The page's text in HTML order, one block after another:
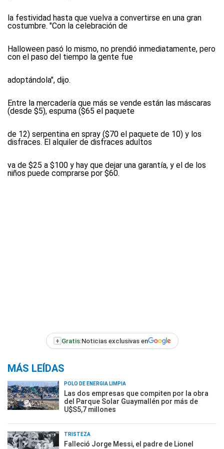
la festividad hasta que vuelva a convertirse en una gran
costumbre. "Con la celebración de
Halloween pasó lo mismo, no prendió inmediatamente, pero
con el paso del tiempo la gente fue
adoptándola", dijo.
Entre la mercadería que más se vende están las máscaras
(desde $5), espuma ($65 el paquete
de 12) serpentina en spray ($70 el paquete de 10) y los
disfraces. El alquiler de disfraces adultos
va de $25 a $100 y hay que dejar una garantía, y el de los
niños puede comprarse por $60.
+ Gratis:Noticias exclusivas en
MÁS LEÍDAS
POLO DE ENERGÍA LIMPIA
Las dos empresas que compiten por la obra
del Parque Solar Guaymallén por más de
U$S5,7 millones
TRISTEZA
Falleció Jorge Messi, el padre de Lionel